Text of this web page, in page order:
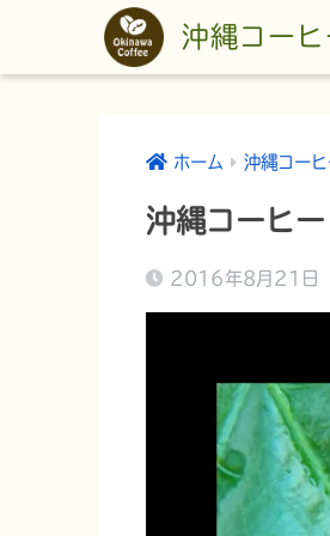
沖縄コー
ホーム 沖縄コー
沖縄コーヒ
2016年8月21日